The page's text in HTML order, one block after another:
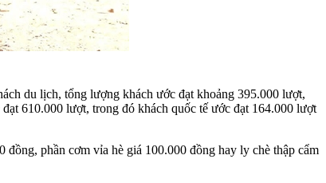
du lịch, tổng lượng khách ước đạt khoảng 395.000 lượt,
610.000 lượt, trong đó khách quốc tế ước đạt 164.000 lượt
phần cơm vỉa hè giá 100.000 đồng hay ly chè thập cẩm